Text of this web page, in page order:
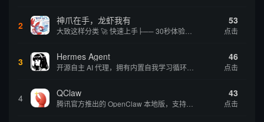
2 神爪在手，龙虾我有 53
点击
3 Hermes Agent 46
点击
4 QClaw 43
点击